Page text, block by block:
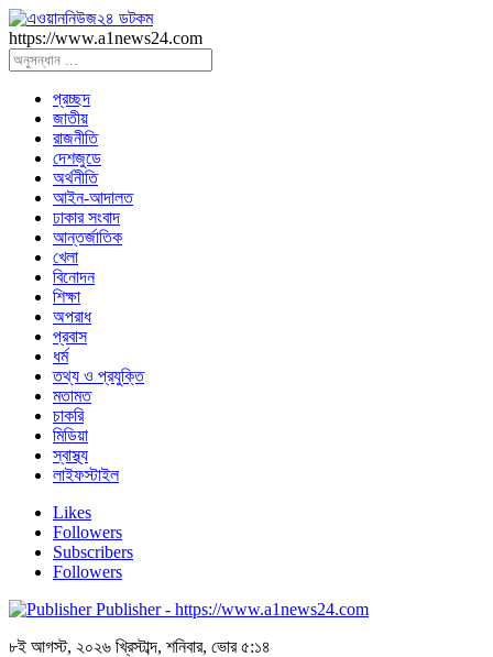
https://www.a1news24.com
প্রচ্ছদ
জাতীয়
রাজনীতি
দেশজুডে
অর্থনীতি
আইন-আদালত
ঢাকার সংবাদ
আন্তর্জাতিক
খেলা
বিনোদন
শিক্ষা
অপরাধ
প্রবাস
ধর্ম
তথ্য ও প্রযুক্তি
মতামত
চাকরি
মিডিয়া
স্বাস্থ্য
লাইফস্টাইল
Likes
Followers
Subscribers
Followers
Publisher - https://www.a1news24.com
৮ই আগস্ট, ২০২৬ খ্রিস্টাব্দ, শনিবার, ভোর ৫:১৪